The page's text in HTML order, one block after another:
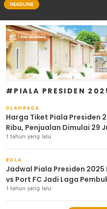
HEADLINE
#PIALA PRESIDEN
OLAHRAGA
Harga Tiket Piala Presiden
Ribu, Penjualan Dimulai 29
1 tahun yang lalu
BOLA
Jadwal Piala Presiden 2025
vs Port FC Jadi Laga
1 tahun yang lalu